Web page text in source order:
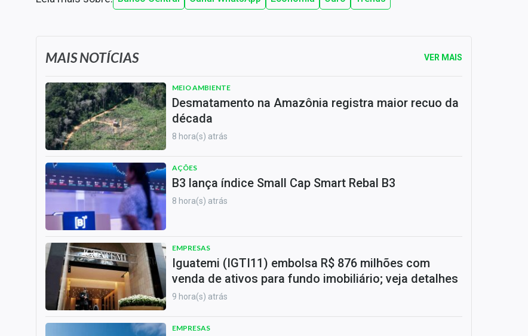
MAIS NOTÍCIAS VER MAIS
MEIO AMBIENTE
Desmatamento na Amazônia registra maior recuo da
década
8 hora(s) atrás
AÇÕES
B3 lança índice Small Cap Smart Rebal B3
8 hora(s) atrás
EMPRESAS
Iguatemi (IGTI11) embolsa R$ 876 milhões com
venda de ativos para fundo imobiliário; veja detalhes
9 hora(s) atrás
EMPRESAS